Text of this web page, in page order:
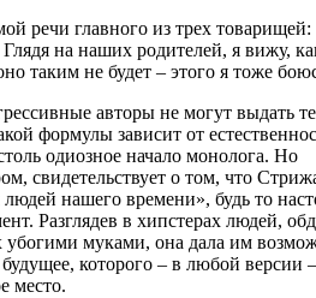
речи главного из трех
на наших родителей, я вижу,
таким не будет – этого я тоже
авторы не могут выдать
формулы зависит от
одиозное начало монолога. Но
свидетельствует о том, что
нашего времени», будь то
Разглядев в хипстерах людей,
муками, она дала им
которого – в любой версии
место.